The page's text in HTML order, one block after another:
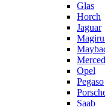
Glas
Horch
Jaguar
Opel
Pegaso
Saab